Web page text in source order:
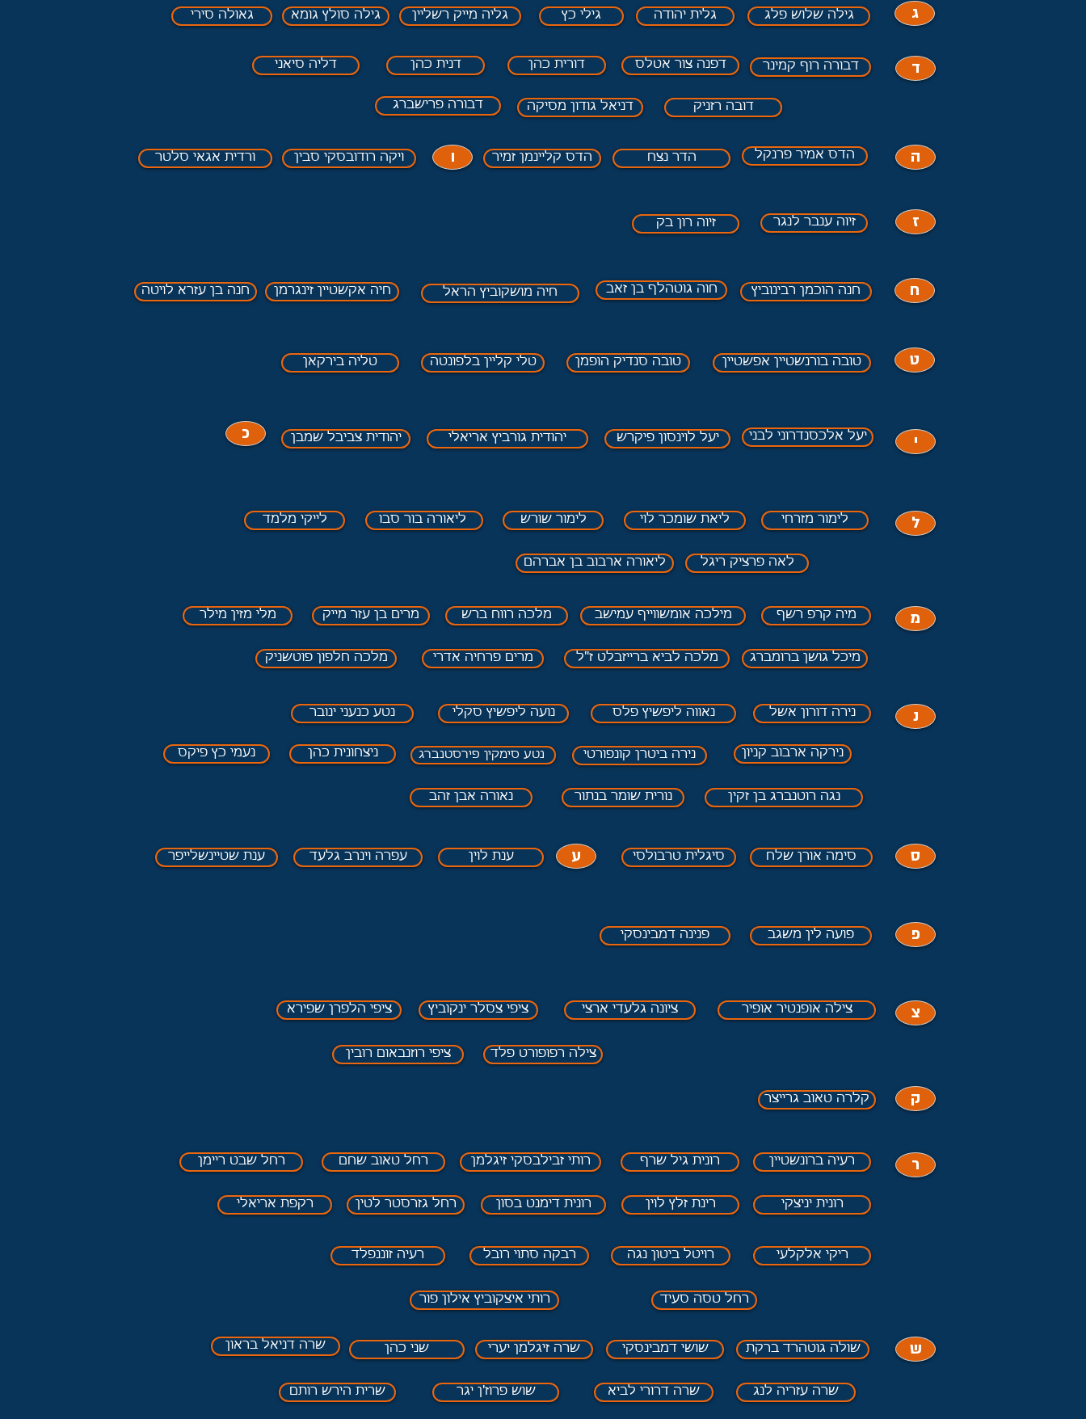
גאולה סירי גילה סולץ גומא גליה מייק רשליין גילי כץ גלית יהודה גילה שלוש פלג ג
דליה סיאני דנית כהן
דבורה פרישברג
דורית כהן דפנה צור אטלס דבורה רוף קמינר
דניאל גודון מסיקה דובה רזניק
ורדית אגאי סלטר ויקה רודובסקי סבין ו הדס קליינמן זמיר הדר נצח הדס אמיר פרנקל
ד
ה
זיוה רון בק זיוה ענבר לנגר ז
חנה בן עזרא לויטה חיה אקשטיין זינגרמן חיה מושקוביץ הראל חוה גוטהלף בן זאב חנה הוכמן רבינוביץ ח
טליה בירקאן טלי קליין בלפונטה טובה סנדיק הופמן טובה בורנשטיין אפשטיין ט
כ יהודית צביבל שמבן יהודית גורביץ אריאלי יעל לוינסון פיקרש יעל אלכסנדרוני לבני י
לייקי מלמד לימור שורש ליאת שומכר לוי לימור מזרחי
ליאורה ארבוב בן אברהם לאה פרציק ריגל
מלי מזין מילר מרים בן עזר מייק מלכה רווח ברש מילכה אומשווייף עמישב מיה קרפ רשף
מלכה חלפון פוטשניק מרים פרחיה אדרי מלכה לביא ברייזבלט ז"ל מיכל גושן ברומברג
נעמי כץ פיקס
נטע כנעני ינובר נועה ליפשיץ סקלי
ניצחונית כהן
נאווה ליפשיץ פלס נירה דורון אשל
נירה ביטרן קונפורטי נירקה ארבוב קניון
נאורה אבן זהב נורית שומר בנתור נגה רוטנברג בן זקין
ענת שטיינשלייפר עפרה וינרב גלעד ענת לוין ע סיגלית טרבולסי סימה אורן שלח
ל
מ
נ
ס
פנינה דמבינסקי פועה לין משגב פ
ציפי הלפרן שפירא ציפי צסלר ינקוביץ ציונה גלעדי ארצי
ציפי רוזנבאום רובין צילה רפופורט פלד
צילה אופנטיר אופיר צ
קלרה טאוב גרייצר ק
רחל שבט ריימן רחל טאוב שחם רותי זבילבסקי זיגלמן
רקפת אריאלי רחל גזרסטר לטין רונית דימנט בסון
רונית גיל שרף
רינת זלץ לוין
רעיה ברונשטיין
רונית יניצקי
רעיה זוננפלד רבקה סתוי רובל
רותי איצקוביץ אילון פור
רויטל ביטון נגה ריקי אלקלעי
רחל טסה סעיד
שרה דניאל בראון שני כהן שרה זיגלמן יערי
שרית הירש רותם שוש פרוז'ן יגר
שושי דמבינסקי
שרה דרורי לביא
שולה גוטהרד ברקת
שרה עזריה לנג
ר
ש